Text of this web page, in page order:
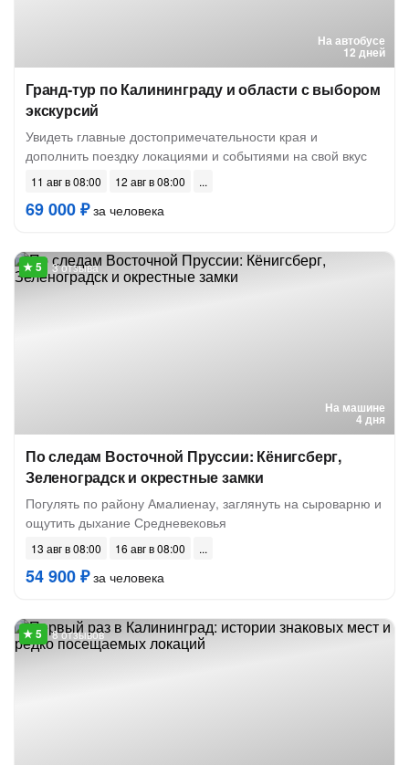
На автобусе
12 дней
Гранд-тур по Калининграду и области с выбором
экскурсий
Увидеть главные достопримечательности края и
дополнить поездку локациями и событиями на свой вкус
11 авг в 08:00 12 авг в 08:00
69 000 ₽за человека
На машине
4 дня
3 отзыва
По следам Восточной Пруссии: Кёнигсберг,
Зеленоградск и окрестные замки
Погулять по району Амалиенау, заглянуть на сыроварню и
ощутить дыхание Средневековья
13 авг в 08:00 16 авг в 08:00
54 900 ₽за человека
8 отзывов